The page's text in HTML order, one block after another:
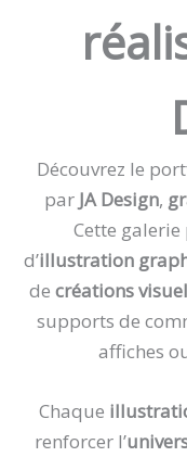
Découvrez le
par JA Design,
Cette
d’illustration
de créations
supports de
affiches
Chaque
renforcer l’